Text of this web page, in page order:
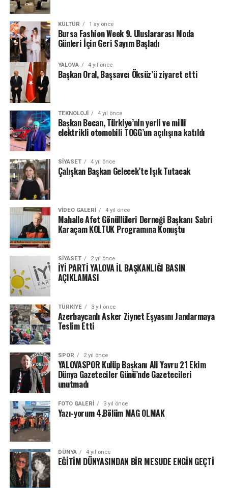
KÜLTÜR 1 ay önce
Bursa Fashion Week 9. Uluslararası Moda
Günleri İçin Geri Sayım Başladı
YALOVA 4 yıl önce
Başkan Oral, Başsavcı Öksüz’ü ziyaret etti
TEKNOLOJI 4 yıl önce
Başkan Becan, Türkiye’nin yerli ve milli
elektrikli otomobili TOGG’un açılışına katıldı
SIYASET 4 yıl önce
Çalışkan Başkan Gelecek’te Işık Tutacak
VIDEO GALERI 4 yıl önce
Mahalle Afet Gönüllüleri Derneği Başkanı Sabri
Karaçam KOLTUK Programına Konuştu
SIYASET 2 yıl önce
İYİ PARTİ YALOVA İL BAŞKANLIĞI BASIN
AÇIKLAMASI
TÜRKIYE 3 yıl önce
Azerbaycanlı Asker Ziynet Eşyasını Jandarmaya
Teslim Etti
SPOR 2 yıl önce
YALOVASPOR Kulüp Başkanı Ali Yavru 21 Ekim
Dünya Gazeteciler Günü’nde Gazetecileri
unutmadı
FOTO GALERI 3 yıl önce
Yazı-yorum 4.Bölüm MAG OLMAK
DÜNYA 4 yıl önce
EĞİTİM DÜNYASINDAN BİR MESUDE ENGİN GEÇTİ